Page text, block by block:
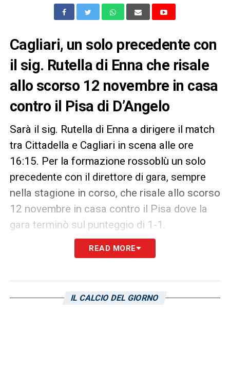
Cagliari, un solo precedente con
il sig. Rutella di Enna che risale
allo scorso 12 novembre in casa
contro il Pisa di D’Angelo
Sarà il sig. Rutella di Enna a dirigere il match
tra Cittadella e Cagliari in scena alle ore
16:15. Per la formazione rossoblù un solo
precedente con il direttore di gara, sempre
nella stagione in corso, che risale allo scorso
12 novembre in casa contro il Pisa dove la
gara terminò sul punteggio di 1-1.
LA PLAYLIST DELLE NOSTRE TOP NEWS
READ MORE
IL CALCIO DEL GIORNO